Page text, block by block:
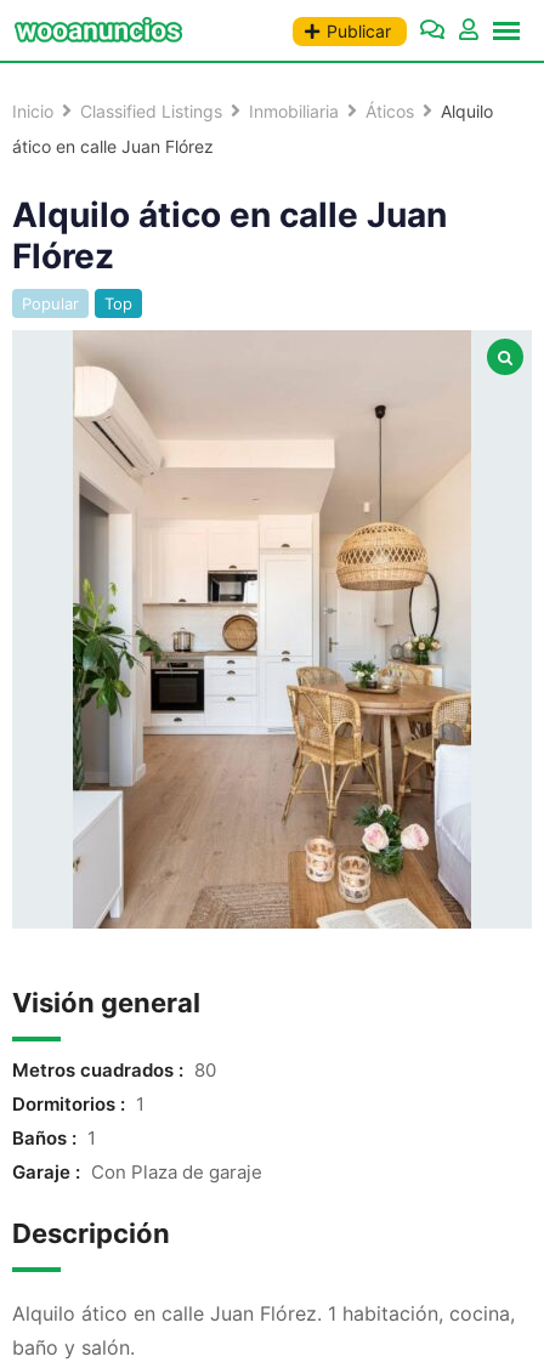
Saltar
Publicar
Inicio Classified Listings Inmobiliaria Áticos
Alquilo
ático en calle Juan Flórez
Alquilo ático en calle Juan
Flórez
Popular Top
Visión general
Metros cuadrados : 80
Dormitorios : 1
Baños : 1
Garaje : Con Plaza de garaje
Descripción
Alquilo ático en calle Juan Flórez. 1 habitación, cocina,
baño y salón.